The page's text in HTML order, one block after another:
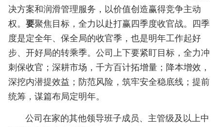
决方案和润滑管理服务，以价值创造赢得竞争主动
权。 要聚焦目标，全力以赴打赢四季度收官战。四季
度是定全年、保全局的收官季，也是明年工作起好
步、开好局的转乘季。公司上下要紧盯目标，全力冲
刺保收官；深耕市场，千方百计拓增量；降本增效，
深挖内潜提效益；防范风险，筑牢安全稳底线；提前
统筹，谋篇布局定明年。
公司在家的其他领导班子成员、主管级及以上中